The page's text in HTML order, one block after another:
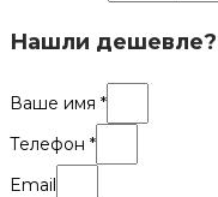
Нашли
Ваше имя *
Телефон *
Email